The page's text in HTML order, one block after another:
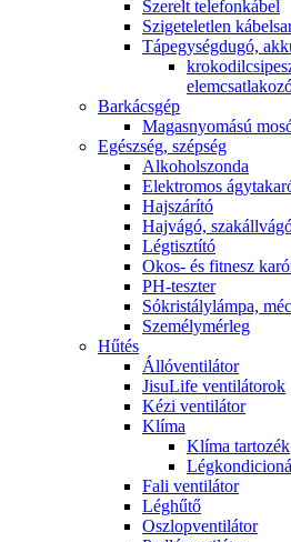
Szerelt telefonkábel
Szigeteletlen
Tápegységdugó,
Barkácsgép
Magasnyomású
Egészség, szépség
Alkoholszonda
Elektromos
Hajszárító
Hajvágó,
Légtisztító
Okos- és fitnesz
PH-teszter
Sókristálylámpa,
Személymérleg
Hűtés
Állóventilátor
JisuLife ventilátorok
Kézi ventilátor
Klíma
Klíma tartozék
Fali ventilátor
Léghűtő
Oszlopventilátor